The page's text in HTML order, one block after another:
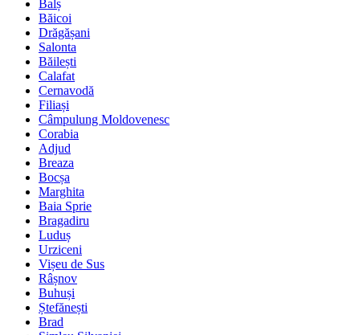
Balș
Băicoi
Drăgășani
Salonta
Băilești
Calafat
Cernavodă
Filiași
Câmpulung Moldovenesc
Corabia
Adjud
Breaza
Bocșa
Marghita
Baia Sprie
Bragadiru
Luduș
Urziceni
Vișeu de Sus
Râșnov
Buhuși
Ștefănești
Brad